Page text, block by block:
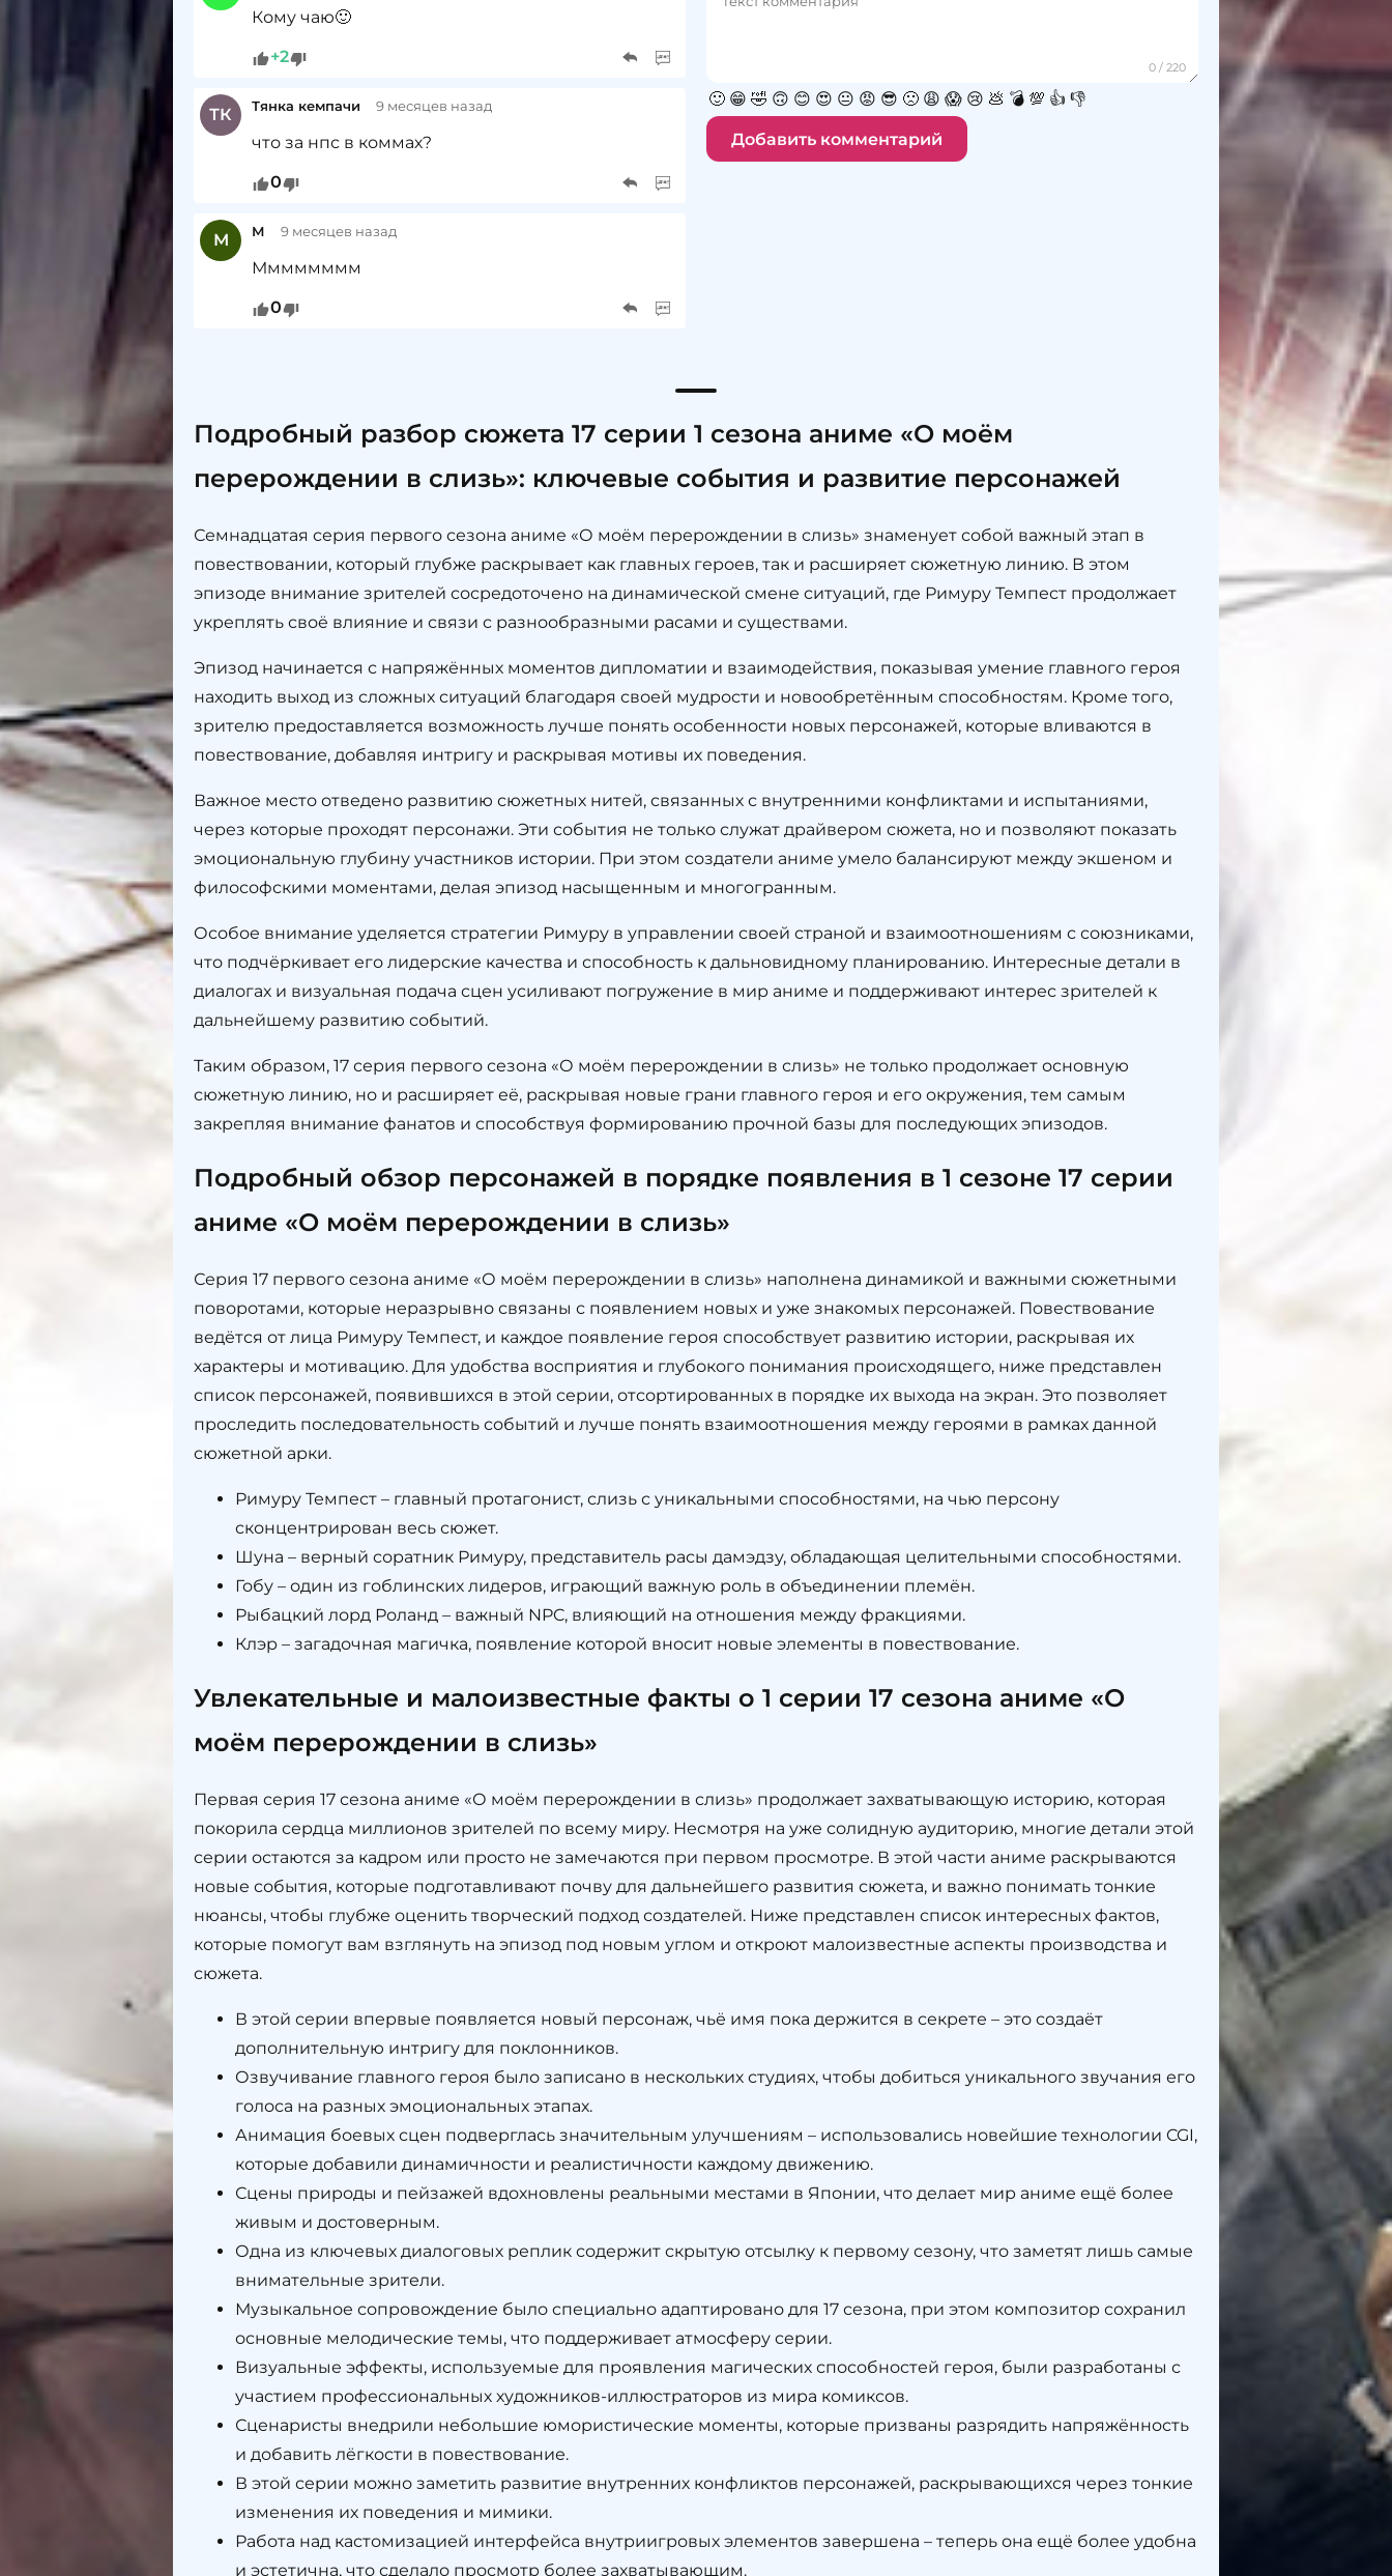
🙂 😁 🤣 🙃 😊 😍 😐 😡 😎 🙁 😩 😱 😢 💩 💣 💯 👍 👎
Добавить комментарий
Кому чаю🙂
2
ТК Тянка кемпачи 9 месяцев назад
что за нпс в коммах?
0
М М 9 месяцев назад
Мммммммм
0
Подробный разбор сюжета 17 серии 1 сезона аниме «О моём
перерождении в слизь»: ключевые события и развитие персонажей
Семнадцатая серия первого сезона аниме «О моём перерождении в слизь» знаменует собой важный этап в
повествовании, который глубже раскрывает как главных героев, так и расширяет сюжетную линию. В этом
эпизоде внимание зрителей сосредоточено на динамической смене ситуаций, где Римуру Темпест продолжает
укреплять своё влияние и связи с разнообразными расами и существами.
Эпизод начинается с напряжённых моментов дипломатии и взаимодействия, показывая умение главного героя
находить выход из сложных ситуаций благодаря своей мудрости и новообретённым способностям. Кроме того,
зрителю предоставляется возможность лучше понять особенности новых персонажей, которые вливаются в
повествование, добавляя интригу и раскрывая мотивы их поведения.
Важное место отведено развитию сюжетных нитей, связанных с внутренними конфликтами и испытаниями,
через которые проходят персонажи. Эти события не только служат драйвером сюжета, но и позволяют показать
эмоциональную глубину участников истории. При этом создатели аниме умело балансируют между экшеном и
философскими моментами, делая эпизод насыщенным и многогранным.
Особое внимание уделяется стратегии Римуру в управлении своей страной и взаимоотношениям с союзниками,
что подчёркивает его лидерские качества и способность к дальновидному планированию. Интересные детали в
диалогах и визуальная подача сцен усиливают погружение в мир аниме и поддерживают интерес зрителей к
дальнейшему развитию событий.
Таким образом, 17 серия первого сезона «О моём перерождении в слизь» не только продолжает основную
сюжетную линию, но и расширяет её, раскрывая новые грани главного героя и его окружения, тем самым
закрепляя внимание фанатов и способствуя формированию прочной базы для последующих эпизодов.
Подробный обзор персонажей в порядке появления в 1 сезоне 17 серии
аниме «О моём перерождении в слизь»
Серия 17 первого сезона аниме «О моём перерождении в слизь» наполнена динамикой и важными сюжетными
поворотами, которые неразрывно связаны с появлением новых и уже знакомых персонажей. Повествование
ведётся от лица Римуру Темпест, и каждое появление героя способствует развитию истории, раскрывая их
характеры и мотивацию. Для удобства восприятия и глубокого понимания происходящего, ниже представлен
список персонажей, появившихся в этой серии, отсортированных в порядке их выхода на экран. Это позволяет
проследить последовательность событий и лучше понять взаимоотношения между героями в рамках данной
сюжетной арки.
Римуру Темпест – главный протагонист, слизь с уникальными способностями, на чью персону
сконцентрирован весь сюжет.
Шуна – верный соратник Римуру, представитель расы дамэдзу, обладающая целительными способностями.
Гобу – один из гоблинских лидеров, играющий важную роль в объединении племён.
Рыбацкий лорд Роланд – важный NPC, влияющий на отношения между фракциями.
Клэр – загадочная магичка, появление которой вносит новые элементы в повествование.
Увлекательные и малоизвестные факты о 1 серии 17 сезона аниме «О
моём перерождении в слизь»
Первая серия 17 сезона аниме «О моём перерождении в слизь» продолжает захватывающую историю, которая
покорила сердца миллионов зрителей по всему миру. Несмотря на уже солидную аудиторию, многие детали этой
серии остаются за кадром или просто не замечаются при первом просмотре. В этой части аниме раскрываются
новые события, которые подготавливают почву для дальнейшего развития сюжета, и важно понимать тонкие
нюансы, чтобы глубже оценить творческий подход создателей. Ниже представлен список интересных фактов,
которые помогут вам взглянуть на эпизод под новым углом и откроют малоизвестные аспекты производства и
сюжета.
В этой серии впервые появляется новый персонаж, чьё имя пока держится в секрете – это создаёт
дополнительную интригу для поклонников.
Озвучивание главного героя было записано в нескольких студиях, чтобы добиться уникального звучания его
голоса на разных эмоциональных этапах.
Анимация боевых сцен подверглась значительным улучшениям – использовались новейшие технологии CGI,
которые добавили динамичности и реалистичности каждому движению.
Сцены природы и пейзажей вдохновлены реальными местами в Японии, что делает мир аниме ещё более
живым и достоверным.
Одна из ключевых диалоговых реплик содержит скрытую отсылку к первому сезону, что заметят лишь самые
внимательные зрители.
Музыкальное сопровождение было специально адаптировано для 17 сезона, при этом композитор сохранил
основные мелодические темы, что поддерживает атмосферу серии.
Визуальные эффекты, используемые для проявления магических способностей героя, были разработаны с
участием профессиональных художников-иллюстраторов из мира комиксов.
Сценаристы внедрили небольшие юмористические моменты, которые призваны разрядить напряжённость
и добавить лёгкости в повествование.
В этой серии можно заметить развитие внутренних конфликтов персонажей, раскрывающихся через тонкие
изменения их поведения и мимики.
Работа над кастомизацией интерфейса внутриигровых элементов завершена – теперь она ещё более удобна
и эстетична, что сделало просмотр более захватывающим.